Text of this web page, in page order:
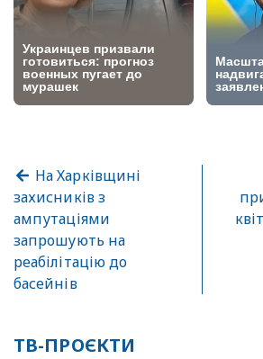
На Харківщині
захисників з
ампутаціями
запрошують на
реабілітацію до
басейнів
ТВ-ПРОЄКТИ